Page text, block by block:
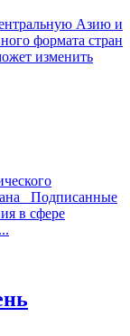
Азию и
формата стран
изменить
Подписанные
в сфере